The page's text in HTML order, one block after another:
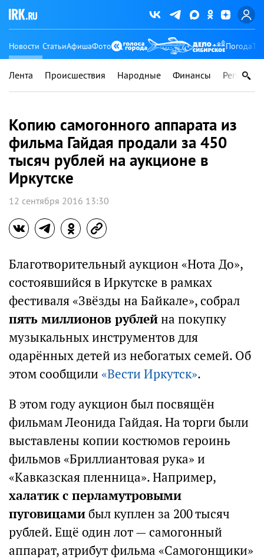
Новости СтатьиАфишаФото Погода
Лента Происшествия Народные Финансы Регионы
Копию самогонного аппарата из
фильма Гайдая продали за 450
тысяч рублей на аукционе в
Иркутске
12 сентября 2016 13:30
Благотворительный аукцион «Нота До»,
состоявшийся в Иркутске в рамках
фестиваля «Звёзды на Байкале», собрал
пять миллионов рублейна покупку
музыкальных инструментов для
одарённых детей из небогатых семей. Об
этом сообщили «Вести Иркутск».
В этом году аукцион был посвящён
фильмам Леонида Гайдая. На торги были
выставлены копии костюмов героинь
фильмов «Бриллиантовая рука» и
«Кавказская пленница». Например,
халатик с перламутровыми
пуговицамибыл куплен за 200 тысяч
рублей. Ещё один лот — самогонный
аппарат, атрибут фильма «Самогонщики»